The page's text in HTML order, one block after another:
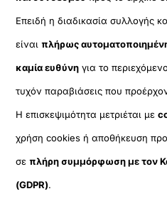
Επειδή η διαδικασία συλλογής
είναιπλήρως
καμία ευθύνη για το
τυχόν παραβιάσεις που
Η επισκεψιμότητα μετριέται με
χρήση cookies ή αποθήκευση
σεπλήρη συμμόρφωση με τον
(GDPR).